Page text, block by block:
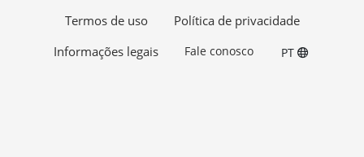
Termos de uso
Política de privacidade
Informações legais
Fale conosco PT